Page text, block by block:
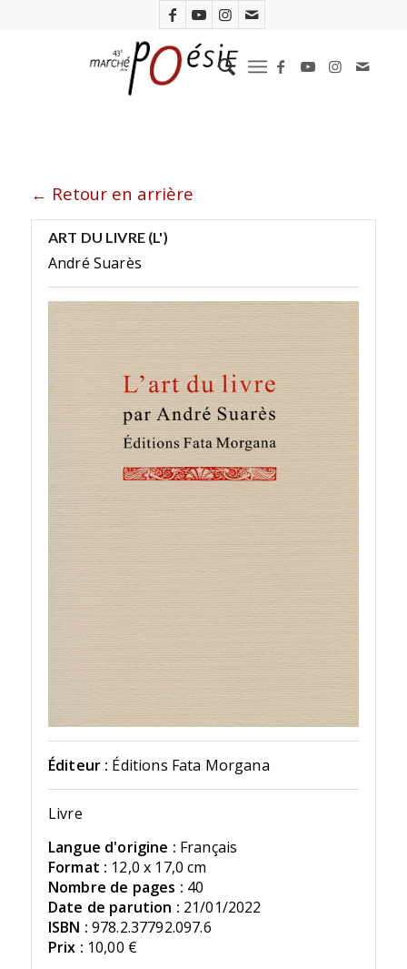
← Retour en arrière
ART DU LIVRE (L')
André Suarès
Éditeur : Éditions Fata Morgana
Livre
Langue d'origine : Français
Format : 12,0 x 17,0 cm
Nombre de pages : 40
Date de parution : 21/01/2022
ISBN : 978.2.37792.097.6
Prix : 10,00 €